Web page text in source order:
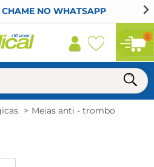
NO WHATSAPP
0
Meias anti - trombo